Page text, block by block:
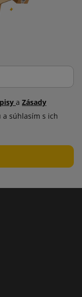
a Zásady
a súhlasím s ich